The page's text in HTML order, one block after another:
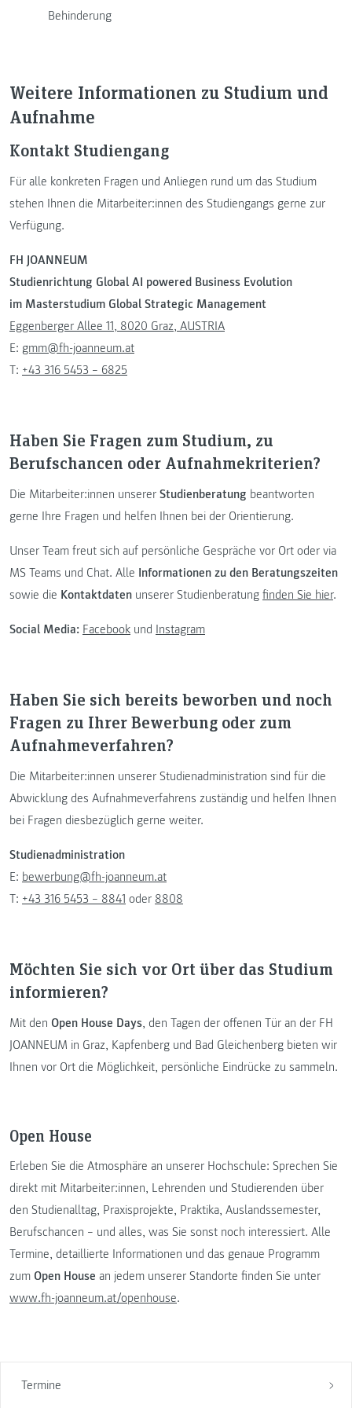
Behinderung
Termine
Weitere Informationen zu Studium und
Aufnahme
Kontakt Studiengang
Für alle konkreten Fragen und Anliegen rund um das Studium
stehen Ihnen die Mitarbeiter:innen des Studiengangs gerne zur
Verfügung.
FH JOANNEUM
Studienrichtung Global AI powered Business Evolution
im Masterstudium Global Strategic Management
Eggenberger Allee 11, 8020 Graz, AUSTRIA
E: gmm@fh-joanneum.at
T: +43 316 5453 – 6825
Haben Sie Fragen zum Studium, zu
Berufschancen oder Aufnahmekriterien?
Die Mitarbeiter:innen unserer Studienberatung beantworten
gerne Ihre Fragen und helfen Ihnen bei der Orientierung.
Unser Team freut sich auf persönliche Gespräche vor Ort oder via
MS Teams und Chat. Alle Informationen zu den Beratungszeiten
sowie die Kontaktdaten unserer Studienberatung finden Sie hier.
Social Media: Facebook und Instagram
Haben Sie sich bereits beworben und noch
Fragen zu Ihrer Bewerbung oder zum
Aufnahmeverfahren?
Die Mitarbeiter:innen unserer Studienadministration sind für die
Abwicklung des Aufnahmeverfahrens zuständig und helfen Ihnen
bei Fragen diesbezüglich gerne weiter.
Studienadministration
E: bewerbung@fh-joanneum.at
T: +43 316 5453 – 8841 oder 8808
Möchten Sie sich vor Ort über das Studium
informieren?
Mit den Open House Days, den Tagen der offenen Tür an der FH
JOANNEUM in Graz, Kapfenberg und Bad Gleichenberg bieten wir
Ihnen vor Ort die Möglichkeit, persönliche Eindrücke zu sammeln.
Open House
Erleben Sie die Atmosphäre an unserer Hochschule: Sprechen Sie
direkt mit Mitarbeiter:innen, Lehrenden und Studierenden über
den Studienalltag, Praxisprojekte, Praktika, Auslandssemester,
Berufschancen – und alles, was Sie sonst noch interessiert. Alle
Termine, detaillierte Informationen und das genaue Programm
zum Open House an jedem unserer Standorte finden Sie unter
www.fh-joanneum.at/openhouse.